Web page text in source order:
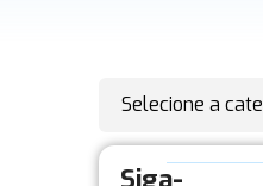
Selecione a